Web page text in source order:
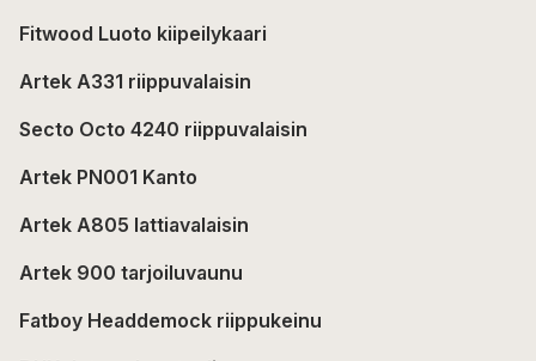
Fitwood Luoto kiipeilykaari
Artek A331 riippuvalaisin
Secto Octo 4240 riippuvalaisin
Artek PN001 Kanto
Artek A805 lattiavalaisin
Artek 900 tarjoiluvaunu
Fatboy Headdemock riippukeinu